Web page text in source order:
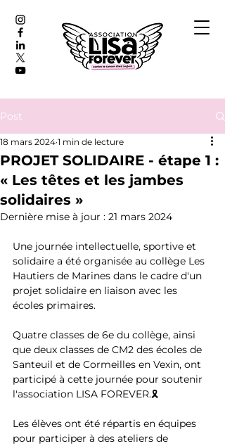
Post
PROJET SOLIDAIRE - étape 1 :
« Les têtes et les jambes
solidaires »
18 mars 2024 1 min de lecture
Dernière mise à jour : 21 mars 2024
Une journée intellectuelle, sportive et
solidaire a été organisée au collège Les
Hautiers de Marines dans le cadre d'un
projet solidaire en liaison avec les
écoles primaires.
Quatre classes de 6e du collège, ainsi
que deux classes de CM2 des écoles de
Santeuil et de Cormeilles en Vexin, ont
participé à cette journée pour soutenir
l'association LISA FOREVER.🎗️
Les élèves ont été répartis en équipes
pour participer à des ateliers de